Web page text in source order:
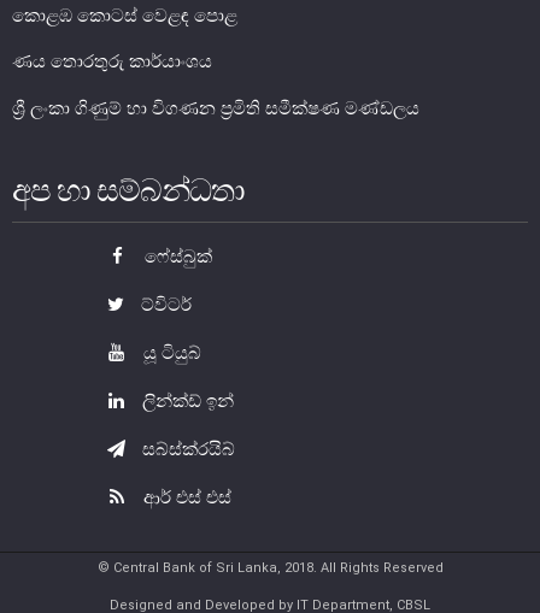
කොටස් වෙළෙඳපොළ
ගෙවීම් හා පියවීම් පද්ධතිය
නීති හා රෙගුලාසි
උපකරණ සහ ක්‍රියාත්මක කිරීම
මූල්‍ය උපකරණ විශ්ලේෂණය
මූල්‍ය පද්ධති ස්ථායිතා කමිටුව
මූල්‍ය ස්ථායිතා විවරණය
කොළඹ කොටස් වෙළඳ පොළ
ණය තොරතුරු කාර්යාංශය
ශ්‍රී ලංකා ගිණුම් හා විගණන ප්‍රමිති සමීක්ෂණ මණ්ඩලය
අප හා සම්බන්ධතා
ෆේස්බුක්
ට්විටර්
යූ ටියුබ්
ලින්ක්ඩ් ඉන්
සබ්ස්ක්රයිබ්
ආර් එස් එස්
© Central Bank of Sri Lanka, 2018. All Rights Reserved
Designed and Developed by IT Department, CBSL